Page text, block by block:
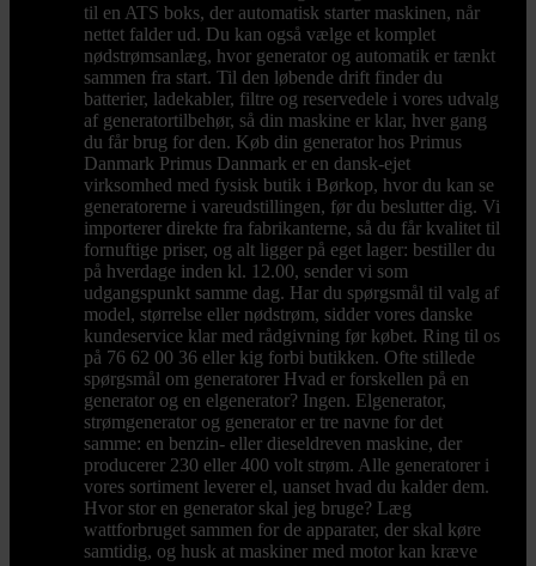
til en ATS boks, der automatisk starter maskinen, når
nettet falder ud. Du kan også vælge et komplet
nødstrømsanlæg, hvor generator og automatik er tænkt
sammen fra start. Til den løbende drift finder du
batterier, ladekabler, filtre og reservedele i vores udvalg
af generatortilbehør, så din maskine er klar, hver gang
du får brug for den. Køb din generator hos Primus
Danmark Primus Danmark er en dansk-ejet
virksomhed med fysisk butik i Børkop, hvor du kan se
generatorerne i vareudstillingen, før du beslutter dig. Vi
importerer direkte fra fabrikanterne, så du får kvalitet til
fornuftige priser, og alt ligger på eget lager: bestiller du
på hverdage inden kl. 12.00, sender vi som
udgangspunkt samme dag. Har du spørgsmål til valg af
model, størrelse eller nødstrøm, sidder vores danske
kundeservice klar med rådgivning før købet. Ring til os
på 76 62 00 36 eller kig forbi butikken. Ofte stillede
spørgsmål om generatorer Hvad er forskellen på en
generator og en elgenerator? Ingen. Elgenerator,
strømgenerator og generator er tre navne for det
samme: en benzin- eller dieseldreven maskine, der
producerer 230 eller 400 volt strøm. Alle generatorer i
vores sortiment leverer el, uanset hvad du kalder dem.
Hvor stor en generator skal jeg bruge? Læg
wattforbruget sammen for de apparater, der skal køre
samtidig, og husk at maskiner med motor kan kræve